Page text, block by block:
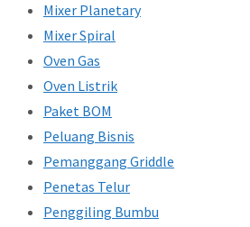
Mixer Planetary
Mixer Spiral
Oven Gas
Oven Listrik
Paket BOM
Peluang Bisnis
Pemanggang Griddle
Penetas Telur
Penggiling Bumbu